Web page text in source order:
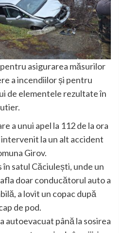
asigurarea măsurilor
a incendiilor și pentru
de elementele rezultate în
a unui apel la 112 de la ora
intervenit la un alt accident
Girov.
satul Căciulești, unde un
doar conducătorul auto a
a lovit un copac după
de pod.
autoevacuat până la sosirea